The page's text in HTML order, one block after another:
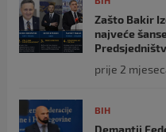
Zašto Bakir
najveće
prije 2
BIH
Demantij